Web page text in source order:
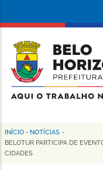
conteúdo
principal
da
Prefeitura
de
Horizonte
Trilha
de
INÍCIO - NOTÍCIAS -
BELOTUR PARTICIPA DE
CIDADES